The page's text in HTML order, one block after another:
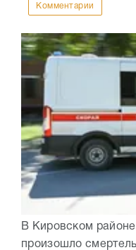
Комментарии
В Кировском
произошло